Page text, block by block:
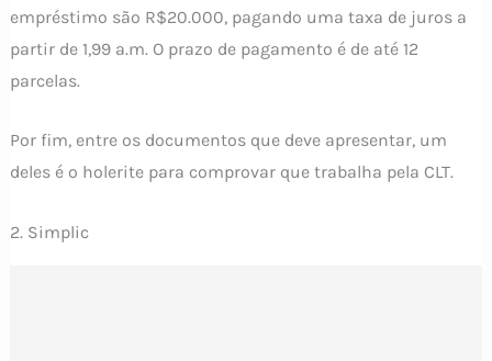
empréstimo são R$20.000, pagando uma taxa de juros a
partir de 1,99 a.m. O prazo de pagamento é de até 12
parcelas.
Por fim, entre os documentos que deve apresentar, um
deles é o holerite para comprovar que trabalha pela CLT.
2. Simplic